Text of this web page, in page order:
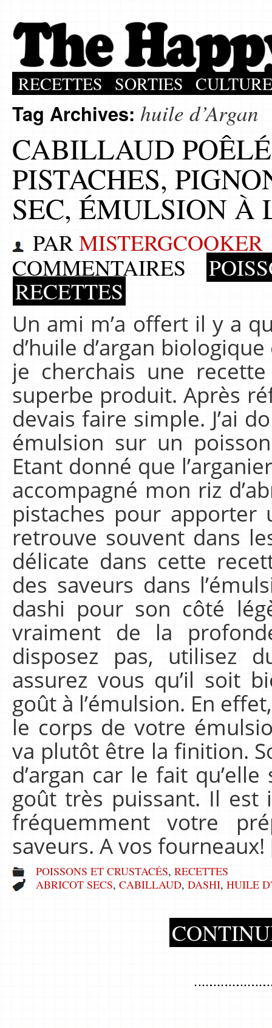
RECETTES SORTIES CULTURE
Tag Archives: huile d’Argan
CABILLAUD
PISTACHES,
SEC, ÉMULSION À
PARMISTERGCOOKER
COMMENTAIRES
RECETTES
Un ami m’a offert il y a
d’huile d’argan
je cherchais une
superbe produit. Après
devais faire simple. J’ai
émulsion sur un
Etant donné que
accompagné mon riz
pistaches pour apporter
retrouve souvent dans
délicate dans cette
des saveurs dans
dashi pour son côté
vraiment de la
disposez pas, utilisez
assurez vous qu’il soit
goût à l’émulsion. En
le corps de votre
va plutôt être la finition.
d’argan car le fait
goût très puissant. Il est
fréquemment votre
saveurs. A vos fourneaux!
POISSONS ET CRUSTACÉS, RECETTES
ABRICOT SECS, CABILLAUD, DASHI, HUILE